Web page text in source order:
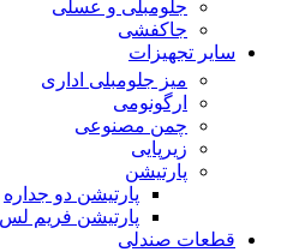
جلومبلی و عسلی
جاکفشی
سایر تجهیزات
میز جلومبلی اداری
ارگونومی
چمن مصنوعی
زیرپایی
پارتیشن
پارتیشن دو جداره
پارتیشن فریم لس
قطعات صندلی